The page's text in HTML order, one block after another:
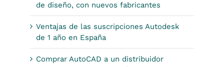
de diseño, con nuevos fabricantes
Ventajas de las suscripciones Autodesk
de 1 año en España
Comprar AutoCAD a un distribuidor